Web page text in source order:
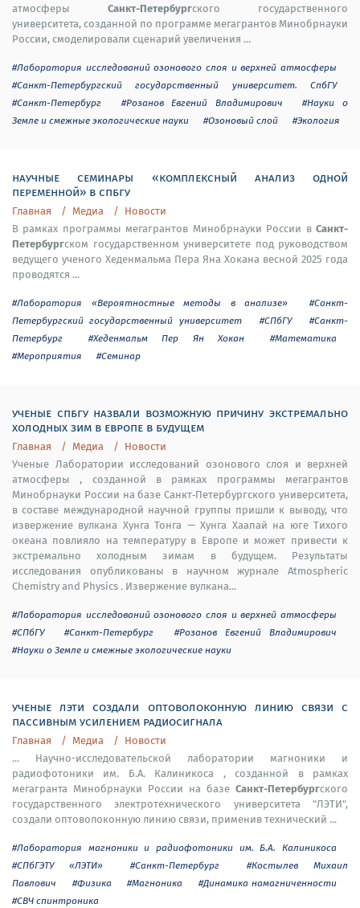
атмосферы Санкт-Петербургского государственного
университета, созданной по программе мегагрантов Минобрнауки
России, смоделировали сценарий увеличения ...
#Лаборатория исследований озонового слоя и верхней атмосферы
#Санкт-Петербургский государственный университет. СпбГУ
#Санкт-Петербург
#Розанов Евгений Владимирович
#Науки о
Земле и смежные экологические науки
#Озоновый слой #Экология
научные семинары «комплексный анализ одной
переменной» в спбгу
Главная Медиа
Новости
В рамках программы мегагрантов Минобрнауки России в Санкт-
Петербургском государственном университете под руководством
ведущего ученого Хеденмальма Пера Яна Хокана весной 2025 года
проводятся ...
#Лаборатория «Вероятностные методы в анализе»
#Санкт-
Петербургский государственный университет
#СПбГУ
#Санкт-
Петербург
#Хеденмальм Пер Ян Хокан
#Математика
#Мероприятия
#Семинар
ученые спбгу назвали возможную причину экстремально
холодных зим в европе в будущем
Главная Медиа
Новости
Ученые Лаборатории исследований озонового слоя и верхней
атмосферы , созданной в рамках программы мегагрантов
Минобрнауки России на базе Санкт‑Петербургского университета,
в составе международной научной группы пришли к выводу, что
извержение вулкана Хунга Тонга — Хунга Хаапай на юге Тихого
океана повлияло на температуру в Европе и может привести к
экстремально холодным зимам в будущем. Результаты
исследования опубликованы в научном журнале Atmospheric
Chemistry and Physics . Извержение вулкана...
#Лаборатория исследований озонового слоя и верхней атмосферы
#СПбГУ
#Санкт-Петербург
#Розанов Евгений Владимирович
#Науки о Земле и смежные экологические науки
ученые лэти создали оптоволоконную линию связи с
пассивным усилением радиосигнала
Главная Медиа
Новости
... Научно-исследовательской лаборатории магноники и
радиофотоники им. Б.А. Калиникоса , созданной в рамках
мегагранта Минобрнауки России на базе Санкт-Петербургского
государственного электротехнического университета "ЛЭТИ",
создали оптоволоконную линию связи, применив технический ...
#Лаборатория магноники и радиофотоники им. Б.А. Калиникоса
#СПбГЭТУ «ЛЭТИ»
#Санкт-Петербург
#Костылев Михаил
Павлович
#Физика #Магноника
#Динамика намагниченности
#СВЧ спинтроника